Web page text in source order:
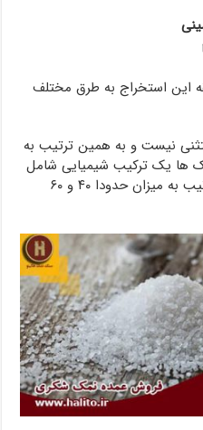
این استخراج به طرق مختلف
نیست و به همین ترتیب به
ها یک ترکیب شیمیایی شامل
یون هایی چون سدیم و کلر به ترتیب به میزان حدودا ۴۰ و ۶۰